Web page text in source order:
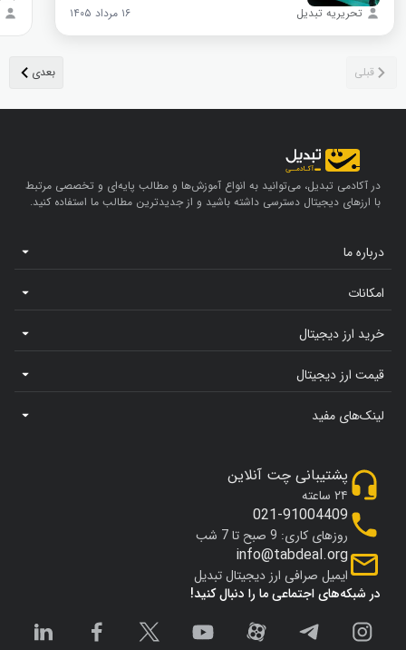
تحریریه تبدیل ۱۶ مرداد ۱۴۰۵
در آکادمی تبدیل، می‌توانید به انواع آموزش‌ها و مطالب پایه‌ای و تخصصی مرتبط
با ارزهای دیجیتال دسترسی داشته باشید و از جدیدترین مطالب ما استفاده کنید.
درباره ما
امکانات
خرید ارز دیجیتال
قیمت ارز دیجیتال
لینک‌های مفید
در شبکه‌های اجتماعی ما را دنبال کنید!
پشتیبانی چت آنلاین
۲۴ ساعته
021-91004409
روزهای کاری: 9 صبح تا 7 شب
info@tabdeal.org
ایمیل صرافی ارز دیجیتال تبدیل